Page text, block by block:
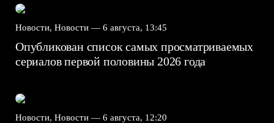
Новости, Новости — 6 августа, 13:45
Опубликован список самых просматриваемых
сериалов первой половины 2026 года
Новости, Новости — 6 августа, 12:20